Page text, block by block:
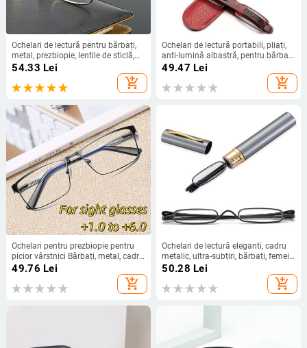
Ochelari de lectură pentru bărbați,
metal, prezbiopie, lentile de sticlă,
ochelari anti-oboseală, cu 0 +0,5
0,75 1,0 1,25 1,5 1,75 2,0 2,5 2,75
până la 6,0
54.33 Lei
add_shopping_cart
Ochelari de lectură portabili, pliați,
anti-lumină albastră, pentru bărbați,
femei, compacti, cu rotire la 360°,
mini cititor de cleme pentru stilou
de buzunar cu husă din piele
49.47 Lei
add_shopping_cart
Ochelari pentru prezbiopie pentru
picior vârstnici Bărbați, metal, cadru
mare, lectură, primăvară, blocarea
protecție pentru ochi
49.76 Lei
add_shopping_cart
Ochelari de lectură eleganti, cadru
metalic, ultra-subțiri, bărbați, femei,
ochelari de lectură portabili, mini
prezbiopie, cu cutie
50.28 Lei
add_shopping_cart